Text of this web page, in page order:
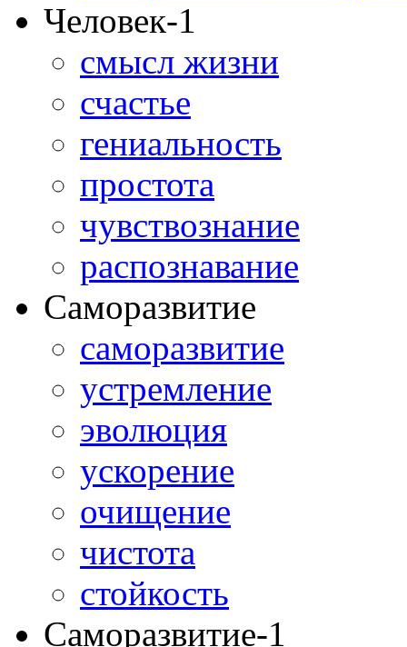
Человек-1
смысл жизни
счастье
гениальность
простота
чувствознание
распознавание
Саморазвитие
саморазвитие
устремление
эволюция
ускорение
очищение
чистота
стойкость
Саморазвитие-1